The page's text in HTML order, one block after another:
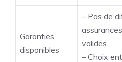
Garanties
disponibles
– Pas de
valides.
– Choix